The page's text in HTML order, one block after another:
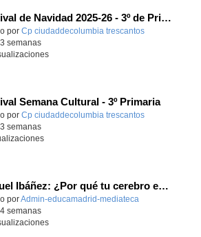
Festival de Navidad 2025-26 - 3º de Primaria
por Cp ciudaddecolumbia trescantos-
semanas
Semana Cultural - 3º Primaria
por Cp ciudaddecolumbia trescantos-
semanas
Raquel Ibáñez: ¿Por qué tu cerebro es el Zero-Day favorito de la IA
porAdmin-educamadrid-mediateca
semanas